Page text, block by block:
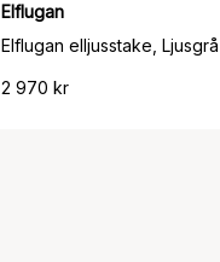
Elflugan
Elflugan elljusstake, Ljusgrå
2 970 kr